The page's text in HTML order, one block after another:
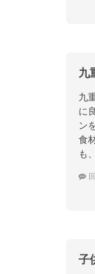
九
九
に
ン
食
も
子